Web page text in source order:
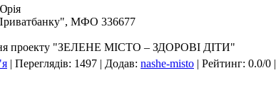
МФО 336677
проекту "ЗЕЛЕНЕ МІСТО – ЗДОРОВІ ДІТИ"
| Переглядів: 1497 | Додав: nashe-misto | Рейтинг: 0.0/0 |